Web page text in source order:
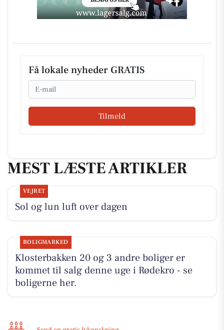
Få lokale nyheder GRATIS
Email
Tilmeld
MEST LÆSTE ARTIKLER
VEJRET
Sol og lun luft over dagen
BOLIGMARKED
Klosterbakken 20 og 3 andre boliger er
kommet til salg denne uge i Rødekro - se
boligerne her.